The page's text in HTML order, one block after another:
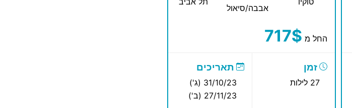
אבבה/סיאול
החל מ 717$
זמן
27 לילות
תאריכים
31/10/23 (ג')
27/11/23 (ב')